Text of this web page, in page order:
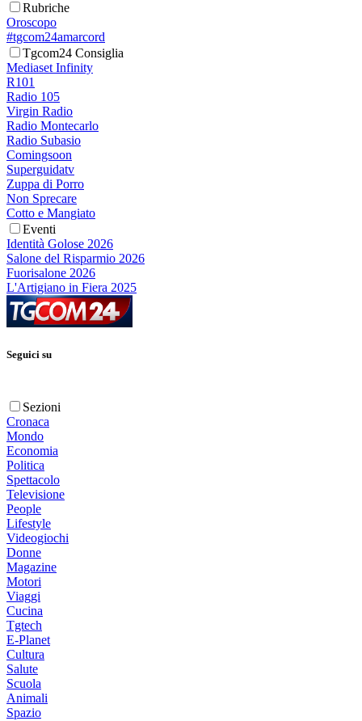
Rubriche
Oroscopo
#tgcom24amarcord
Tgcom24 Consiglia
Mediaset Infinity
R101
Radio 105
Virgin Radio
Radio Montecarlo
Radio Subasio
Comingsoon
Superguidatv
Zuppa di Porro
Non Sprecare
Cotto e Mangiato
Eventi
Identità Golose 2026
Salone del Risparmio 2026
Fuorisalone 2026
L'Artigiano in Fiera 2025
Seguici su
Sezioni
Cronaca
Mondo
Economia
Politica
Spettacolo
Televisione
People
Lifestyle
Videogiochi
Donne
Magazine
Motori
Viaggi
Cucina
Tgtech
E-Planet
Cultura
Salute
Scuola
Animali
Spazio